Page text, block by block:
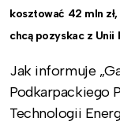
kosztować 42 mln
chcą pozyskac z Unii
Jak informuje
Podkarpackiego
Technologii